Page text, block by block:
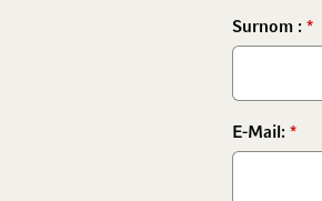
Surnom :
E-Mail: